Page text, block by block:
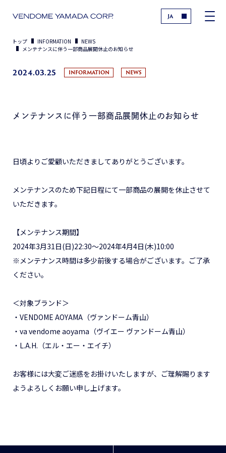
JA
トップ INFORMATION
NEWS
メンテナンスに伴う一部商品展開休止のお知らせ
2024.03.25 INFORMATION NEWS
メンテナンスに伴う一部商品展開休止のお知らせ
日頃よりご愛顧いただきましてありがとうございます。
メンテナンスのため下記日程にて一部商品の展開を休止させて
いただきます。
【メンテナンス期間】
2024年3月31日(日)22:30〜2024年4月4日(木)10:00
※メンテナンス時間は多少前後する場合がございます。ご了承
ください。
＜対象ブランド＞
・VENDOME AOYAMA（ヴァンドーム青山）
・va vendome aoyama（ヴイエー ヴァンドーム青山）
・L.A.H.（エル・エー・エイチ）
お客様には大変ご迷惑をお掛けいたしますが、ご理解賜ります
ようよろしくお願い申し上げます。